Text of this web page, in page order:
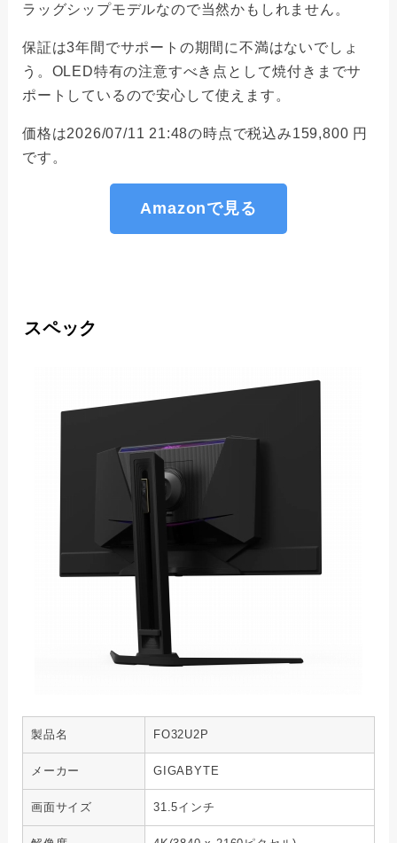
ラッグシップモデルなので当然かもしれません。
保証は3年間でサポートの期間に不満はないでしょ
う。OLED特有の注意すべき点として焼付きまでサ
ポートしているので安心して使えます。
価格は2026/07/11 21:48の時点で税込み159,800 円
です。
Amazonで見る
スペック
製品名 FO32U2P
メーカー GIGABYTE
画面サイズ 31.5インチ